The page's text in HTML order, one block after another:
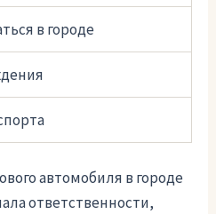
в городе
автомобиля в городе
ответственности,